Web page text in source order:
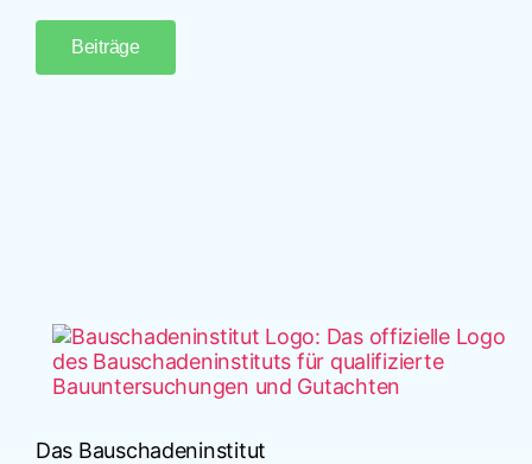
Beiträge
Das Bauschadeninstitut